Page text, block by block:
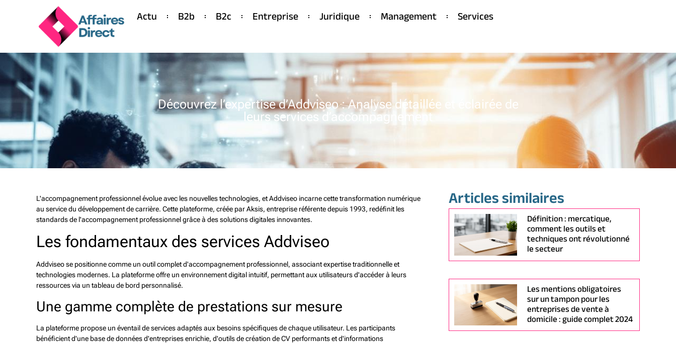
Actu B2b B2c Entreprise Juridique Management Services
Découvrez l’expertise d’Addviseo : Analyse détaillée et éclairée de
leurs services d’accompagnement
L'accompagnement professionnel évolue avec les nouvelles technologies, et Addviseo incarne cette transformation numérique
au service du développement de carrière. Cette plateforme, créée par Aksis, entreprise référente depuis 1993, redéfinit les
standards de l'accompagnement professionnel grâce à des solutions digitales innovantes.
Les fondamentaux des services Addviseo
Addviseo se positionne comme un outil complet d'accompagnement professionnel, associant expertise traditionnelle et
technologies modernes. La plateforme offre un environnement digital intuitif, permettant aux utilisateurs d'accéder à leurs
ressources via un tableau de bord personnalisé.
Une gamme complète de prestations sur mesure
La plateforme propose un éventail de services adaptés aux besoins spécifiques de chaque utilisateur. Les participants
bénéficient d'une base de données d'entreprises enrichie, d'outils de création de CV performants et d'informations
Articles similaires
Définition : mercatique,
comment les outils et
techniques ont révolutionné
le secteur
Les mentions obligatoires
sur un tampon pour les
entreprises de vente à
domicile : guide complet 2024